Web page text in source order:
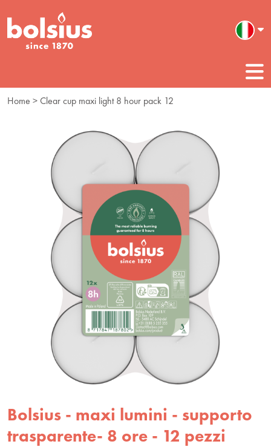
Home > Clear cup maxi light 8 hour pack 12
Bolsius - maxi lumini - supporto
trasparente- 8 ore - 12 pezzi